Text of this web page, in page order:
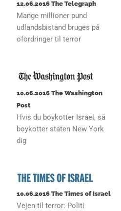
12.06.2016 The Telegraph
Mange millioner pund
udlandsbistand bruges på
ofordringer til terror
10.06.2016 The Washington
Post
Hvis du boykotter Israel, så
boykotter staten New York
dig
10.06.2016 The Times of Israel
Vejen til terror: Politi